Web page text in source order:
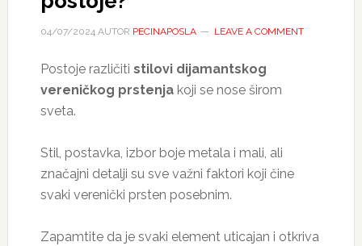
04/07/2024AUTOR PECINAPOSLA LEAVE A COMMENT
Postoje različiti stilovi dijamantskog
vereničkog prstenjakoji se nose širom
sveta.
Stil, postavka, izbor boje metala i mali, ali
značajni detalji su sve važni faktori koji čine
svaki verenički prsten posebnim.
Zapamtite da je svaki element uticajan i otkriva